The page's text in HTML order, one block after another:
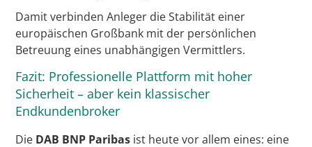
Damit verbinden Anleger die Stabilität einer
europäischen Großbank mit der persönlichen
Betreuung eines unabhängigen Vermittlers.
Fazit: Professionelle Plattform mit hoher
Sicherheit – aber kein klassischer
Endkundenbroker
Die DAB BNP Paribas ist heute vor allem eines: eine